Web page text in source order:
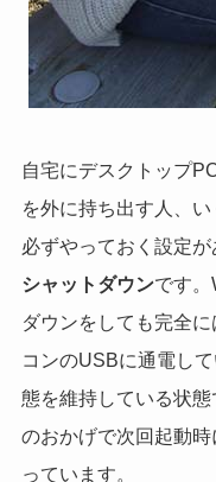
自宅にデスクトップ
を外に持ち出す人、
必ずやっておく設定
シャットダウンです。
ダウンをしても完全
コンのUSBに通電し
態を維持している状
のおかげで次回起動
っています。